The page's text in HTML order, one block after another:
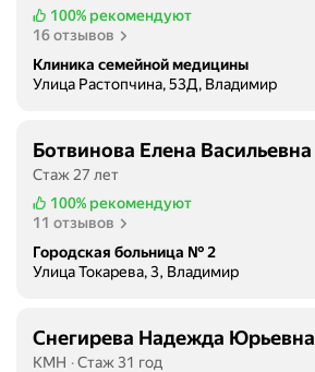
с
п
й
п
100% рекомендуют
16 отзывов
Клиника семейной медицины
Улица Растопчина, 53Д, Владимир
Ботвинова Елена Васильевна
Стаж 27 лет
100% рекомендуют
11 отзывов
Городская больница № 2
Улица Токарева, 3, Владимир
Снегирева Надежда Юрьевна
КМН
Стаж 31 год